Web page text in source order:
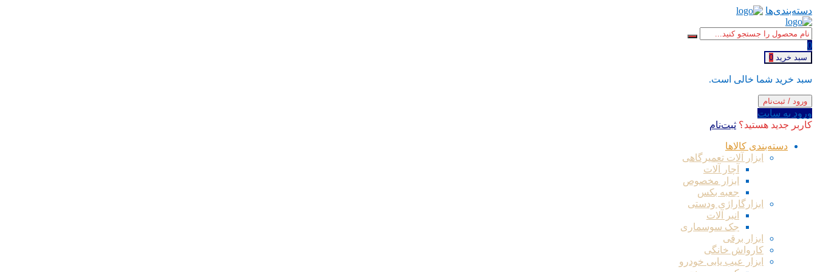
دسته‌بندی‌ها
0
سبد خرید 0
سبد خرید شما خالی است.
ورود / ثبت‌نام
ورود به سایت
کاربر جدید هستید؟ ثبت‌نام
دسته‌بندی کالاها
ابزار آلات تعمیرگاهی
آچار آلات
ابزار مخصوص
جعبه بکس
ابزارگاراژی ودستی
انبر آلات
جک سوسماری
ابزار برقی
کارواش خانگی
ابزار عیب یابی خودرو